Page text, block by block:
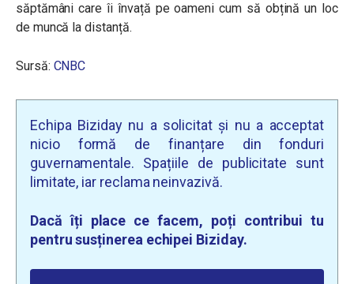
săptămâni care îi învață pe oameni cum să obțină un loc
de muncă la distanță.
Sursă: CNBC
Echipa Biziday nu a solicitat și nu a acceptat
nicio formă de finanțare din fonduri
guvernamentale. Spațiile de publicitate sunt
limitate, iar reclama neinvazivă.
Dacă îți place ce facem, poți contribui tu
pentru susținerea echipei Biziday.